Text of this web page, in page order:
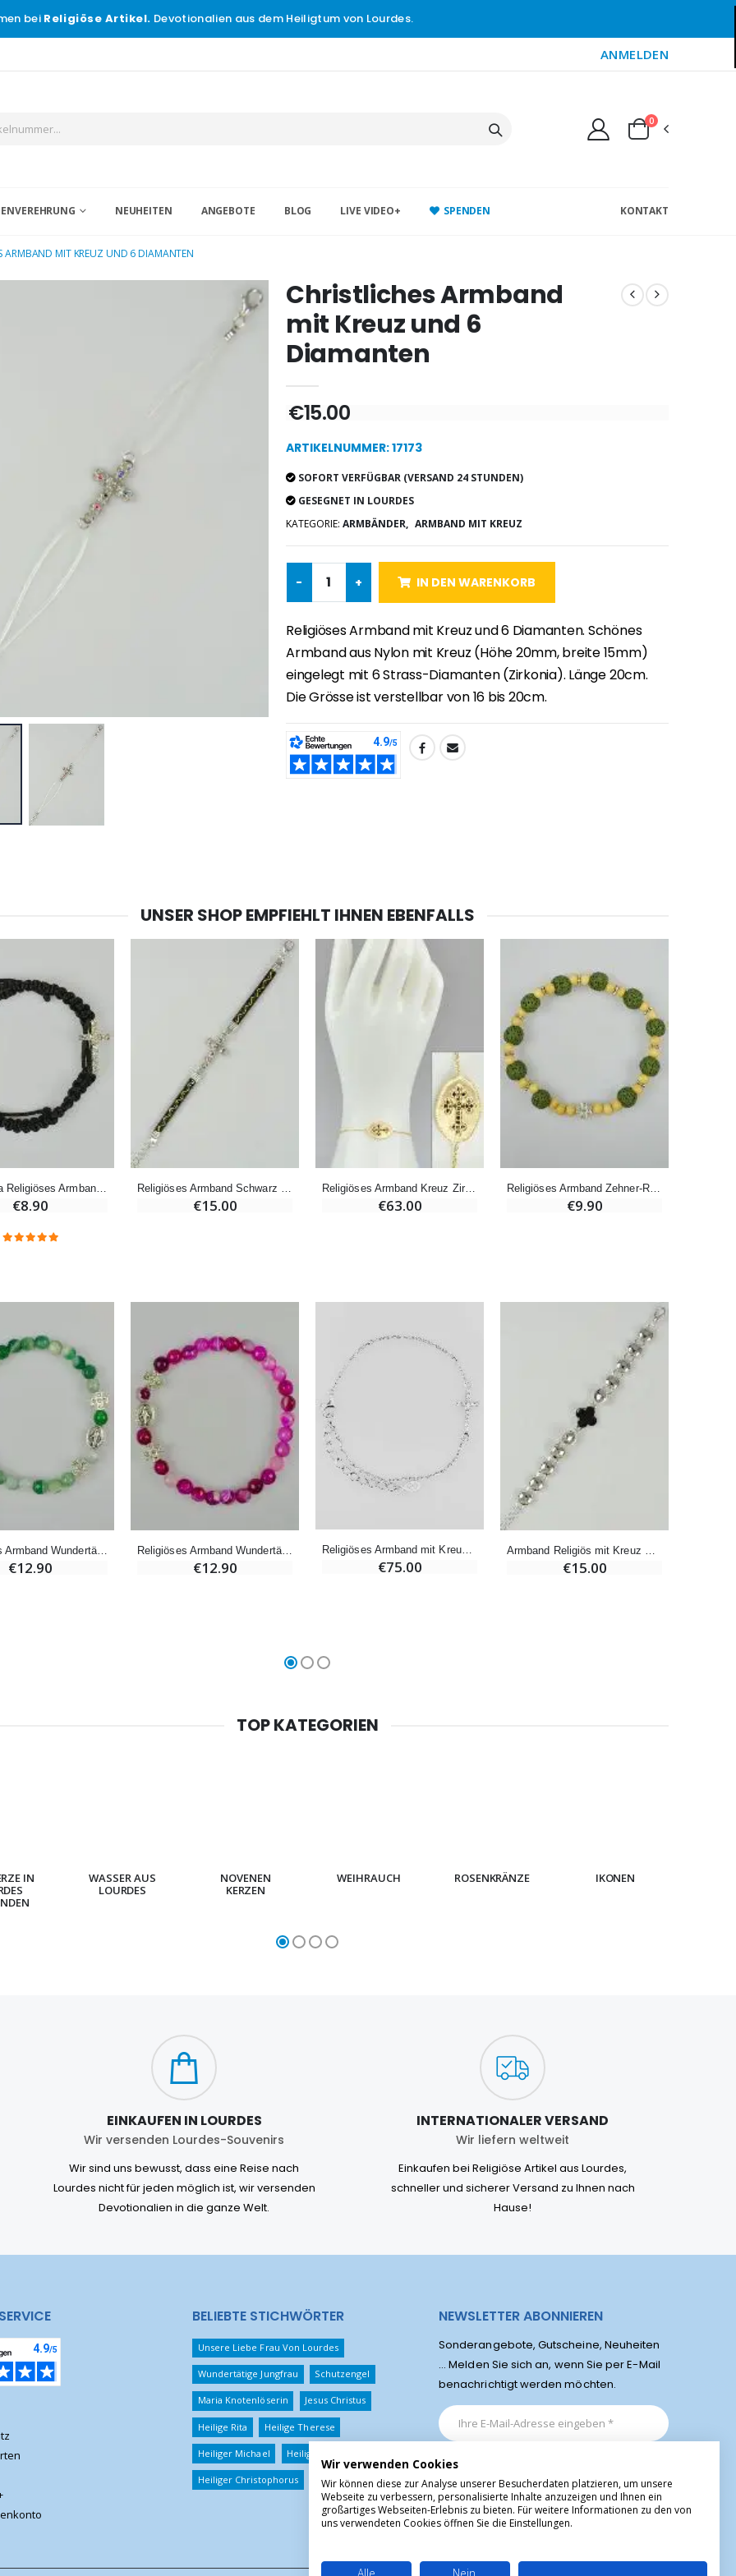
bei Religiöse Artikel. Devotionalien aus dem Heiligtum von Lourdes.
ANMELDEN
0
NEUHEITEN ANGEBOTE BLOG LIVE VIDEO+ SPENDEN KONTAKT
ARMBAND MIT KREUZ UND 6 DIAMANTEN
€19.92
€7.90
€5.50 €4.95
-25%
Novenen-Kerze für eine Heilung - 17.5cm
€6.00
Figur Wundertätige Jungfrau Beleuchtet
€12.90
€2.50
€59.90
-20%
€7.90
-10%
Novenenkerze an Sankt Michael Gegen das Böse
€5.50 €4.95
-25%
€4.90
6 Kerzen Farbe Weiss
€6.00
Christliches Armband
mit Kreuz und 6
Diamanten
€15.00
ARTIKELNUMMER: 17173
SOFORT VERFÜGBAR (VERSAND 24 STUNDEN)
GESEGNET IN LOURDES
KATEGORIE:ARMBÄNDER, ARMBAND MIT KREUZ
- + IN DEN WARENKORB
Religiöses Armband mit Kreuz und 6 Diamanten. Schönes
Armband aus Nylon mit Kreuz (Höhe 20mm, breite 15mm)
eingelegt mit 6 Strass-Diamanten (Zirkonia). Länge 20cm.
Die Grösse ist verstellbar von 16 bis 20cm.
TEILEN:
UNSER SHOP EMPFIEHLT IHNEN EBENFALLS
Shamballa Religiöses Armband mit Kreuz und Diamanten
€8.90 €15.00
Religiöses Armband Kreuz Zirkonia Gold - 18K Vergoldet
€63.00
Religiöses Armband Zehner-Rosenkranz Grüne Steine & Zirkonia Kreuz
€9.90
Religiöses Armband Wundertätige Jungfrau aus Grünem Achat & Zirkonia Kreuz
€12.90
Religiöses Armband Wundertätige Jungfrau aus Rosa Achat & Zirkonia Kreuz
€12.90
Religiöses Armband mit Kreuz – 925er Silber
€75.00 €15.00
TOP KATEGORIEN
IN
WASSER AUS
LOURDES
NOVENEN
KERZEN
WEIHRAUCH ROSENKRÄNZE IKONEN
EINKAUFEN IN LOURDES
Wir versenden Lourdes-Souvenirs
Wir sind uns bewusst, dass eine Reise nach
Lourdes nicht für jeden möglich ist, wir versenden
Devotionalien in die ganze Welt.
INTERNATIONALER VERSAND
Wir liefern weltweit
Einkaufen bei Religiöse Artikel aus Lourdes,
schneller und sicherer Versand zu Ihnen nach
Hause!
BELIEBTE STICHWÖRTER
Unsere Liebe Frau Von Lourdes
Wundertätige Jungfrau Schutzengel
Maria Knotenlöserin Jesus Christus
Heilige Rita Heilige Therese
Heiliger Michael Heiliger Benedikt
Heiliger Christophorus
NEWSLETTER ABONNIEREN
Sonderangebote, Gutscheine, Neuheiten
... Melden Sie sich an, wenn Sie per E-Mail
benachrichtigt werden möchten.
Wir verwenden Cookies
Wir können diese zur Analyse unserer Besucherdaten platzieren, um unsere
Webseite zu verbessern, personalisierte Inhalte anzuzeigen und Ihnen ein
großartiges Webseiten-Erlebnis zu bieten. Für weitere Informationen zu den von
uns verwendeten Cookies öffnen Sie die Einstellungen.